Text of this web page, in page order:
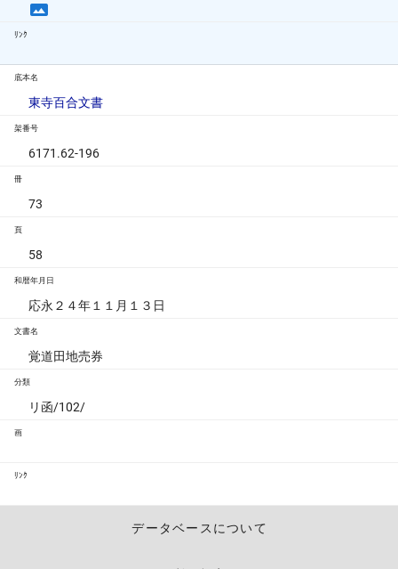
ﾘﾝｸ
底本名
東寺百合文書
架番号
6171.62-196
冊
73
頁
58
和暦年月日
応永２４年１１月１３日
文書名
覚道田地売券
分類
リ函/102/
画
ﾘﾝｸ
データベースについて